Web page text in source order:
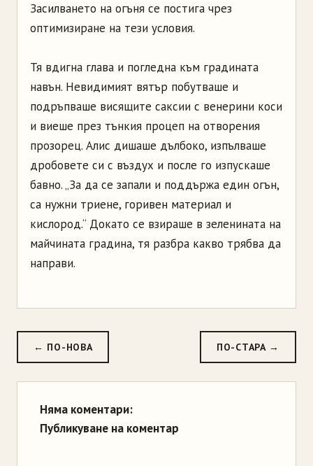
Засилването на огъня се постига чрез
оптимизиране на тези условия.
Тя вдигна глава и погледна към градината
навън. Невидимият вятър побутваше и
подръпваше висящите саксии с венерини коси
и виеше през тънкия процеп на отворения
прозорец. Алис дишаше дълбоко, изпълваше
дробовете си с въздух и после го изпускаше
бавно. „За да се запали и поддържа един огън,
са нужни триене, горивен материал и
кислород.“ Докато се взираше в зеленината на
майчината градина, тя разбра какво трябва да
направи.
← ПО-НОВА ПО-СТАРА →
Няма коментари:
Публикуване на коментар